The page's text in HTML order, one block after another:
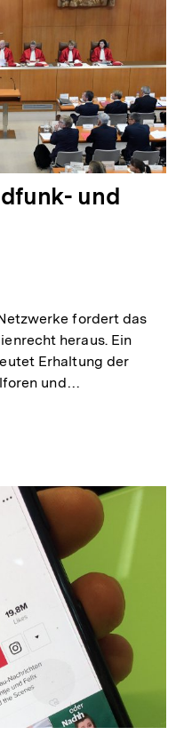
und
fordert das
heraus. Ein
Erhaltung der
und…